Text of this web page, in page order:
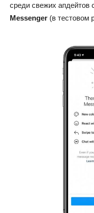
среди свежих апдейтов
Messenger (в тестовом